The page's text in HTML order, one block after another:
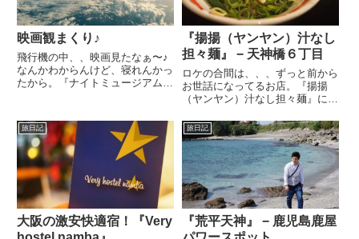
映画観まくり♪
飛行機の中、、映画見たなぁ〜♪
なんかわからんけど、寝れんかっ
たから。『ナイトミュージアム
に剣心 伝説の最期編』いいね
ぇ〜 スピード感☆『るろうに剣
心 京都大作戦』志々雄との戦
い...
『揚揚（ヤンヤン）汁なし
担々麺』 − 天神橋６丁目
ロケの合間は、、、ずっと前から
お世話になってるお店。『揚揚
（ヤンヤン）汁なし担々麺』に来
さなお店なんですが、お昼時は満
員ですよ。食券を買った後は、テ
ーブルで聞かれます。唐辛子＝辛
さ四川山椒＝痺れここは汁なしの
担...
旅日記
大阪の激安快適宿！『Very
旅日記
『荒平天神』 − 鹿児島鹿屋